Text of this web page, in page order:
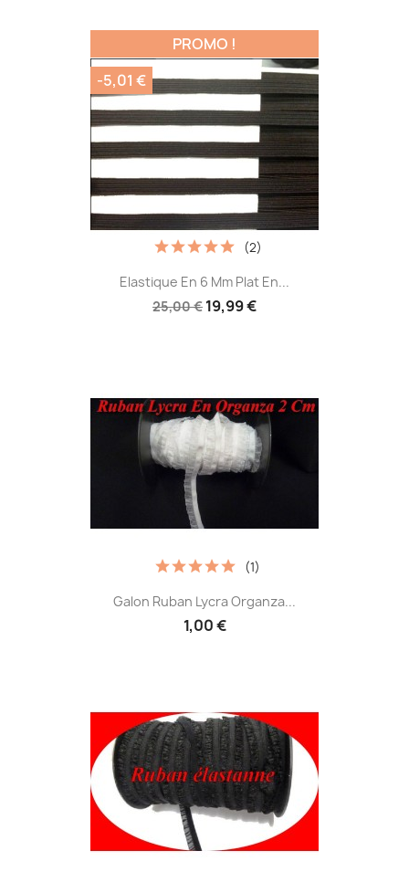
Elastique En 6 Mm Plat En...
25,00 € 19,99 €
(2)
PROMO !
-5,01 €
Galon Ruban Lycra Organza...
1,00 €
(1)